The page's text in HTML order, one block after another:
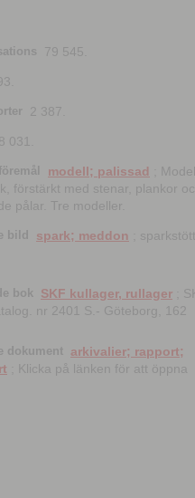
79 545.
2 387.
8 031.
modell; palissad
;
förstärkt med stenar, plankor
pålar. Tre modeller.
bild spark; meddon ;
bok SKF kullager, rullager ;
nr 2401 S.- Göteborg, 162
dokument arkivalier; rapport;
; Klicka på länken för att öppna